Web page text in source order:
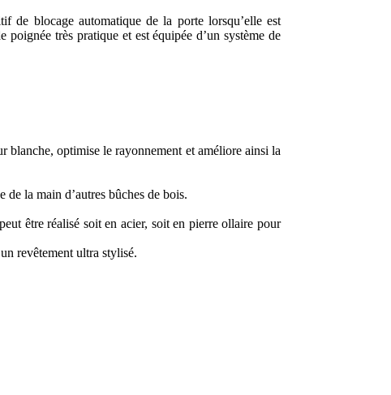
de blocage automatique de la porte lorsqu’elle est
très pratique et est équipée d’un système de
blanche, optimise le rayonnement et améliore ainsi la
la main d’autres bûches de bois.
être réalisé soit en acier, soit en pierre ollaire pour
revêtement ultra stylisé.